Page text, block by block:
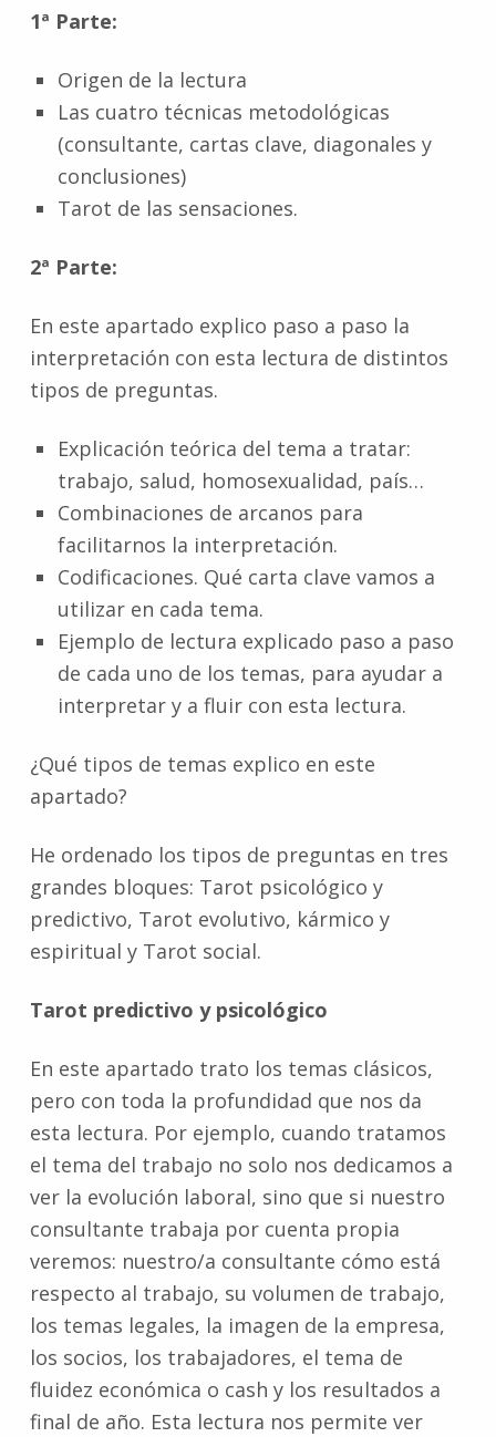
1ª Parte:
Origen de la lectura
Las cuatro técnicas metodológicas
(consultante, cartas clave, diagonales y
conclusiones)
Tarot de las sensaciones.
2ª Parte:
En este apartado explico paso a paso la
interpretación con esta lectura de distintos
tipos de preguntas.
Explicación teórica del tema a tratar:
trabajo, salud, homosexualidad, país…
Combinaciones de arcanos para
facilitarnos la interpretación.
Codificaciones. Qué carta clave vamos a
utilizar en cada tema.
Ejemplo de lectura explicado paso a paso
de cada uno de los temas, para ayudar a
interpretar y a fluir con esta lectura.
¿Qué tipos de temas explico en este
apartado?
He ordenado los tipos de preguntas en tres
grandes bloques: Tarot psicológico y
predictivo, Tarot evolutivo, kármico y
espiritual y Tarot social.
Tarot predictivo y psicológico
En este apartado trato los temas clásicos,
pero con toda la profundidad que nos da
esta lectura. Por ejemplo, cuando tratamos
el tema del trabajo no solo nos dedicamos a
ver la evolución laboral, sino que si nuestro
consultante trabaja por cuenta propia
veremos: nuestro/a consultante cómo está
respecto al trabajo, su volumen de trabajo,
los temas legales, la imagen de la empresa,
los socios, los trabajadores, el tema de
fluidez económica o cash y los resultados a
final de año. Esta lectura nos permite ver